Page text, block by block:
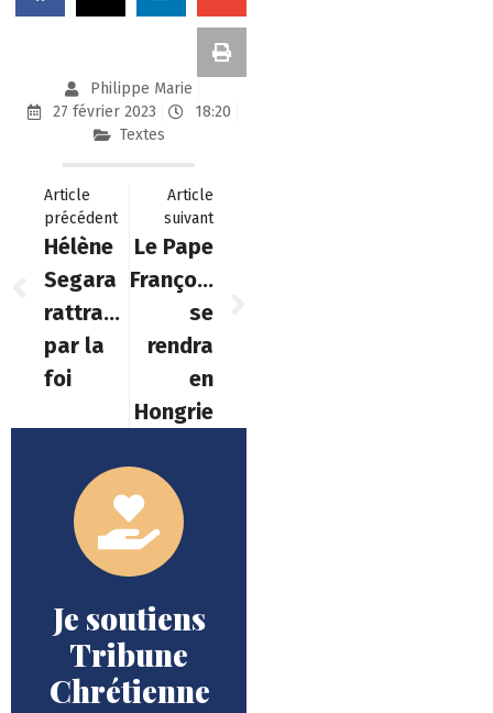
Philippe Marie
27 février 2023
18:20
Textes
Article
précédent
Hélène
Segara
rattrapée
par la
foi
Article
suivant
Le Pape
François
se
rendra
en
Hongrie
Je soutiens
Tribune
Chrétienne